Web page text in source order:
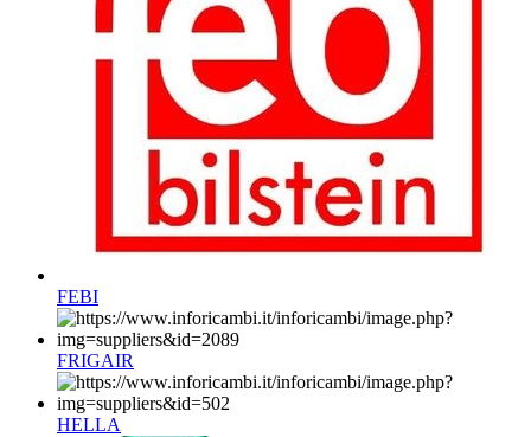
FEBI
FRIGAIR
HELLA